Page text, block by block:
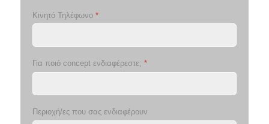
Κινητό Τηλέφωνο *
Για ποιό concept ενδιαφέρεστε; *
Περιοχή/ες που σας ενδιαφέρουν